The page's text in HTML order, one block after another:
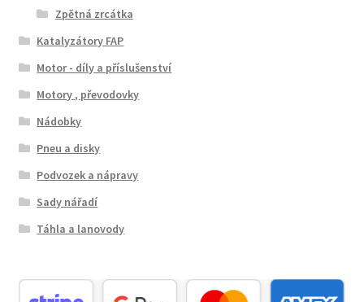
Zpětná zrcátka
Katalyzátory FAP
Motor - díly a příslušenství
Motory , převodovky
Nádobky
Pneu a disky
Podvozek a nápravy
Sady nářadí
Táhla a lanovody